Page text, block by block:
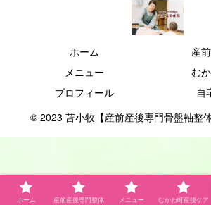
ホーム
産
メニュー
む
プロフィール
自
© 2023 苫小牧【産前産後専門骨盤軸整
ホーム 産前産後専門整体 メニュー むかわ町産後ケア